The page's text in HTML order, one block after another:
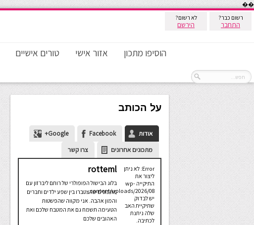
��
רשום כבר?
התחבר
לא רשום?
הירשם
הוסיפו מתכון אזור אישי טורים אישיים
על הכותב
אודות Facebook
Google+
מתכונים אחרונים
צרו קשר
Error: לא ניתן
ליצור את
התיקייה wp-
content/uploads/2026/08.
יש לבדוק
שתיקיית האב
שלה ניתנת
לכתיבה.
rotteml
בלוג הבישול הפופולרי של רותם ליברזון עם
מתכונים שהצטברו בין שפע ילדים וחברים
והמון אהבה. אני מקווה שהפשטות
הטעימה תשמח גם את המטבח שלכם ואת
האהובים שלכם